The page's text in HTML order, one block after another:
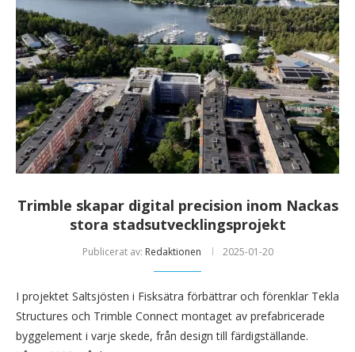
Trimble skapar digital precision inom Nackas
stora stadsutvecklingsprojekt
Publicerat av: Redaktionen 2025-01-20
I projektet Saltsjösten i Fisksätra förbättrar och förenklar Tekla
Structures och Trimble Connect montaget av prefabricerade
byggelement i varje skede, från design till färdigställande.